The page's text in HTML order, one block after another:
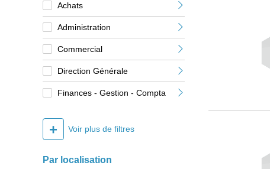
Achats
Administration
Commercial
Direction Générale
Finances - Gestion - Compta
+ Voir plus de filtres
Par localisation